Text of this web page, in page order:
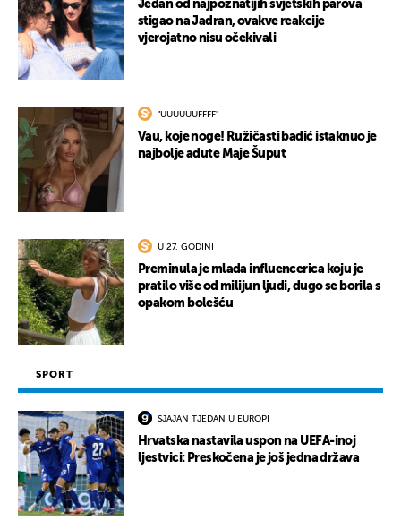
Jedan od najpoznatijih svjetskih parova
stigao na Jadran, ovakve reakcije
vjerojatno nisu očekivali
"UUUUUUFFFF"
Vau, koje noge! Ružičasti badić istaknuo je
najbolje adute Maje Šuput
U 27. GODINI
Preminula je mlada influencerica koju je
pratilo više od milijun ljudi, dugo se borila s
opakom bolešću
SPORT
SJAJAN TJEDAN U EUROPI
Hrvatska nastavila uspon na UEFA-inoj
ljestvici: Preskočena je još jedna država